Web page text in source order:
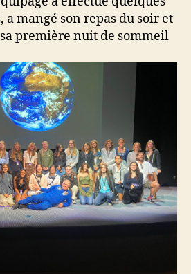
a mangé son repas du soir et
première nuit de sommeil